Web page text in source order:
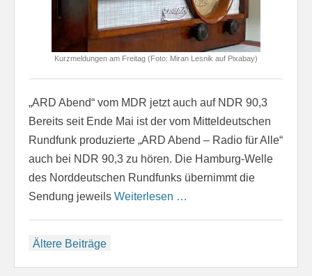
Kurzmeldungen am Freitag (Foto: Miran Lesnik auf Pixabay)
„ARD Abend“ vom MDR jetzt auch auf NDR 90,3
Bereits seit Ende Mai ist der vom Mitteldeutschen
Rundfunk produzierte „ARD Abend – Radio für Alle“
auch bei NDR 90,3 zu hören. Die Hamburg-Welle
des Norddeutschen Rundfunks übernimmt die
Sendung jeweils Weiterlesen …
Beitragsnavigation
Ältere Beiträge